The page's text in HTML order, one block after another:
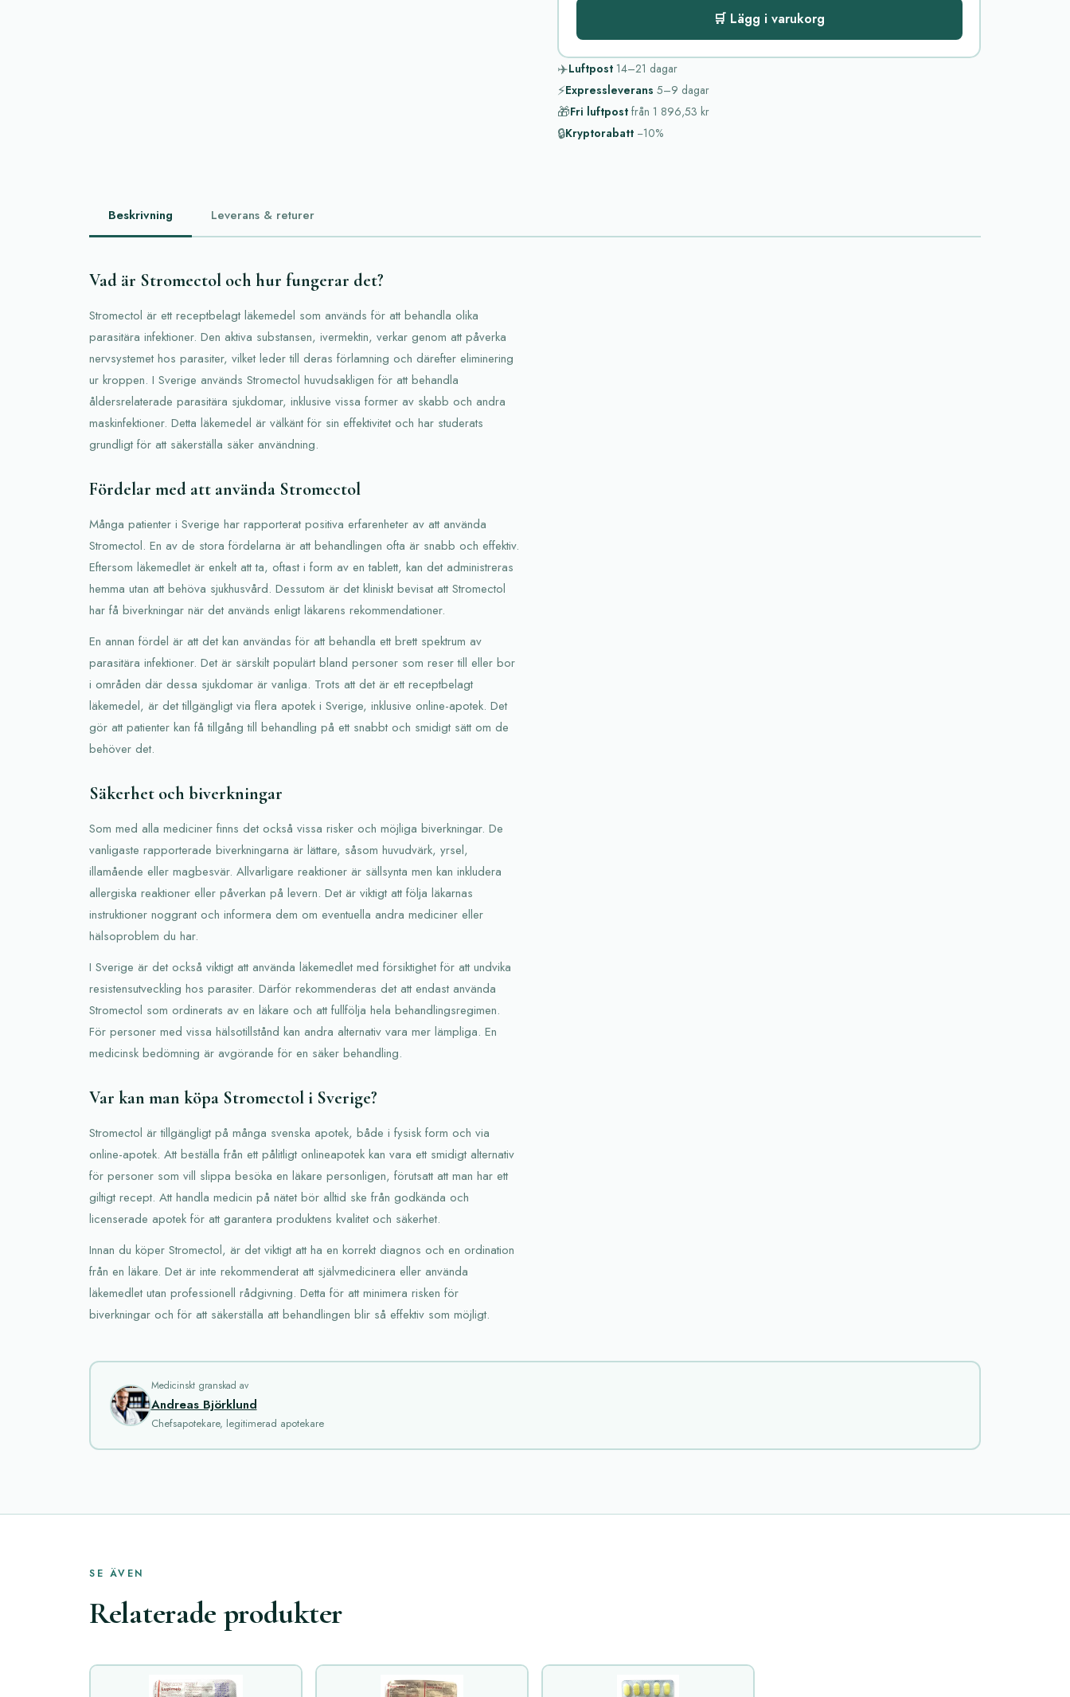
🛒 Lägg i varukorg
✈️Luftpost 14–21 dagar
⚡Expressleverans 5–9 dagar
🎁Fri luftpost från 1 896,53 kr
🔒Kryptorabatt −10%
Beskrivning Leverans & returer
Vad är Stromectol och hur fungerar det?
Stromectol är ett receptbelagt läkemedel som används för att behandla olika
parasitära infektioner. Den aktiva substansen, ivermektin, verkar genom att påverka
nervsystemet hos parasiter, vilket leder till deras förlamning och därefter eliminering
ur kroppen. I Sverige används Stromectol huvudsakligen för att behandla
åldersrelaterade parasitära sjukdomar, inklusive vissa former av skabb och andra
maskinfektioner. Detta läkemedel är välkänt för sin effektivitet och har studerats
grundligt för att säkerställa säker användning.
Fördelar med att använda Stromectol
Många patienter i Sverige har rapporterat positiva erfarenheter av att använda
Stromectol. En av de stora fördelarna är att behandlingen ofta är snabb och effektiv.
Eftersom läkemedlet är enkelt att ta, oftast i form av en tablett, kan det administreras
hemma utan att behöva sjukhusvård. Dessutom är det kliniskt bevisat att Stromectol
har få biverkningar när det används enligt läkarens rekommendationer.
En annan fördel är att det kan användas för att behandla ett brett spektrum av
parasitära infektioner. Det är särskilt populärt bland personer som reser till eller bor
i områden där dessa sjukdomar är vanliga. Trots att det är ett receptbelagt
läkemedel, är det tillgängligt via flera apotek i Sverige, inklusive online-apotek. Det
gör att patienter kan få tillgång till behandling på ett snabbt och smidigt sätt om de
behöver det.
Säkerhet och biverkningar
Som med alla mediciner finns det också vissa risker och möjliga biverkningar. De
vanligaste rapporterade biverkningarna är lättare, såsom huvudvärk, yrsel,
illamående eller magbesvär. Allvarligare reaktioner är sällsynta men kan inkludera
allergiska reaktioner eller påverkan på levern. Det är viktigt att följa läkarnas
instruktioner noggrant och informera dem om eventuella andra mediciner eller
hälsoproblem du har.
I Sverige är det också viktigt att använda läkemedlet med försiktighet för att undvika
resistensutveckling hos parasiter. Därför rekommenderas det att endast använda
Stromectol som ordinerats av en läkare och att fullfölja hela behandlingsregimen.
För personer med vissa hälsotillstånd kan andra alternativ vara mer lämpliga. En
medicinsk bedömning är avgörande för en säker behandling.
Var kan man köpa Stromectol i Sverige?
Stromectol är tillgängligt på många svenska apotek, både i fysisk form och via
online-apotek. Att beställa från ett pålitligt onlineapotek kan vara ett smidigt alternativ
för personer som vill slippa besöka en läkare personligen, förutsatt att man har ett
giltigt recept. Att handla medicin på nätet bör alltid ske från godkända och
licenserade apotek för att garantera produktens kvalitet och säkerhet.
Innan du köper Stromectol, är det viktigt att ha en korrekt diagnos och en ordination
från en läkare. Det är inte rekommenderat att självmedicinera eller använda
läkemedlet utan professionell rådgivning. Detta för att minimera risken för
biverkningar och för att säkerställa att behandlingen blir så effektiv som möjligt.
Medicinskt granskad av
Andreas Björklund
Chefsapotekare, legitimerad apotekare
SE ÄVEN
Relaterade produkter